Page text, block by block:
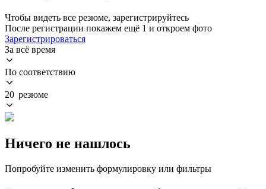
Чтобы видеть все резюме, зарегистрируйтесь
После регистрации покажем ещё 1 и откроем фото
Зарегистрироваться
За всё время
По соответствию
20 резюме
Ничего не нашлось
Попробуйте изменить формулировку или фильтры